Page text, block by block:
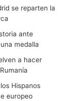
se reparten la
ante
medalla
a hacer
Hispanos
europeo